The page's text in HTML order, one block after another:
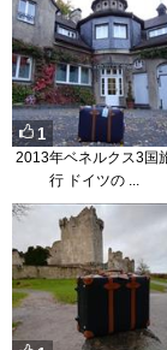
1
2013年ベネルクス3国
行 ドイツの ...